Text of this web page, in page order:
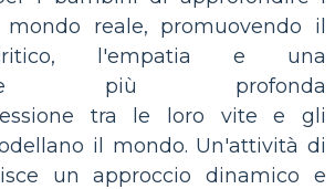
reale, promuovendo il
l'empatia e una
più profonda
tra le loro vite e gli
il mondo. Un'attività di
un approccio dinamico e